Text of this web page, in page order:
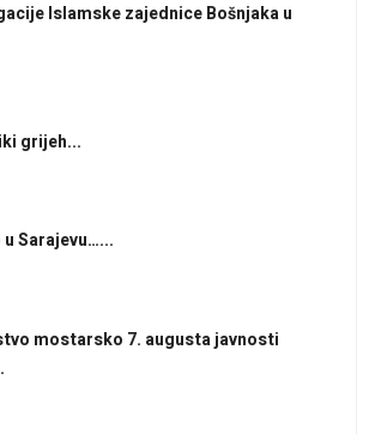
Islamske zajednice Bošnjaka u
grijeh...
Sarajevu…...
mostarsko 7. augusta javnosti